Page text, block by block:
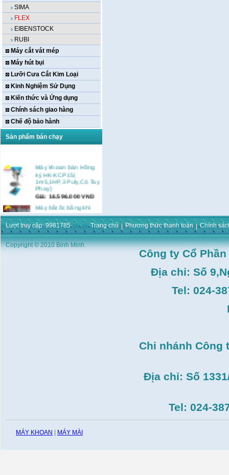
SIMA
FLEX
EIBENSTOCK
RUBI
Máy cắt vát mép
Máy hút bụi
Lưỡi Cưa Cắt Kim Loại
Kinh Nghiệm Sử Dụng
Kiến thức và Ứng dụng
Chính sách giao hàng
Chế độ bảo hành
Sản phẩm bán chạy
Máy khoan bàn Hồng
ký HK-KCP15(
1m5,1HP,3 Puly,Có Tay
Phay)
Giá:16.596.000VND
Máy bắt ốc bằng khí
nén URYU UW-
9SK(M10)
Giá:0VND
Máy duỗi sắt Hồng ký
HK–DSM114( 1HP,Ø8 -
Lượt truy cập: 9981785 Trang chủ Phương thức thanh toán Chính
Copyright © 2010 Binh Minh
Công ty Cổ
Địa chỉ: Số
Tel: 024-
Chi nhánh Công
Địa chỉ: Số
Tel: 024-
MÁY KHOAN MÁY MÀI